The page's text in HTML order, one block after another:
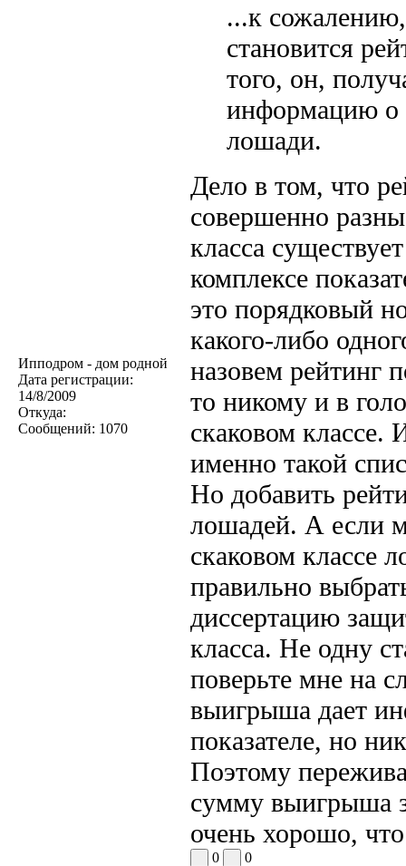
Ипподром - дом родной
Дата регистрации:
14/8/2009
Откуда:
Сообщений: 1070
...к
становится
того, он,
информацию о
лошади.
Дело в том, что
совершенно
класса
комплексе
это порядковый
какого-либо
назовем рейтинг
то никому и в
скаковом
именно такой
Но добавить
лошадей. А если
скаковом классе
правильно
диссертацию
класса. Не одну
поверьте мне на
выигрыша дает
показателе, но
Поэтому
сумму выигрыша
очень хорошо,
0 0